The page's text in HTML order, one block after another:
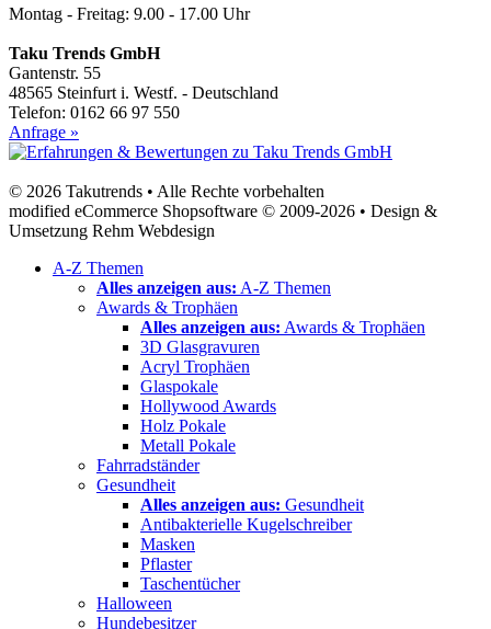
Montag - Freitag: 9.00 - 17.00 Uhr
Taku Trends GmbH
Gantenstr. 55
48565 Steinfurt i. Westf. - Deutschland
Telefon: 0162 66 97 550
Anfrage »
© 2026 Takutrends • Alle Rechte vorbehalten
modified eCommerce Shopsoftware © 2009-2026 • Design &
Umsetzung Rehm Webdesign
A-Z Themen
Alles anzeigen aus: A-Z Themen
Awards & Trophäen
Alles anzeigen aus: Awards & Trophäen
3D Glasgravuren
Acryl Trophäen
Glaspokale
Hollywood Awards
Holz Pokale
Metall Pokale
Fahrradständer
Gesundheit
Alles anzeigen aus: Gesundheit
Antibakterielle Kugelschreiber
Masken
Pflaster
Taschentücher
Halloween
Hundebesitzer